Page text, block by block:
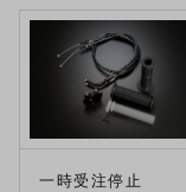
一時受注停止